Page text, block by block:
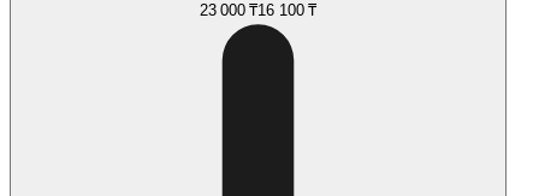
23 000 ₸16 100 ₸